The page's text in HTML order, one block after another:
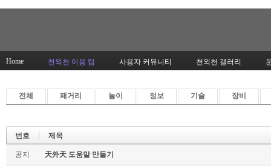
Home 천외천 이용 팁 사용자 커뮤니티 천외천 갤러리
전체 패거리 놀이 정보 기술 장비
번호 제목
공지 天外天 도움말 만들기